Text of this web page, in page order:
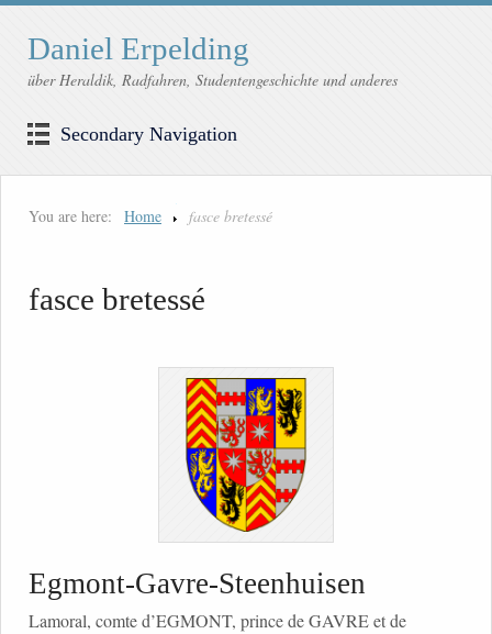
Daniel Erpelding
über Heraldik, Radfahren, Studentengeschichte und anderes
Secondary Navigation
You are here: Home fasce bretessé
fasce bretessé
Egmont-Gavre-Steenhuisen
Lamoral, comte d’EGMONT, prince de GAVRE et de